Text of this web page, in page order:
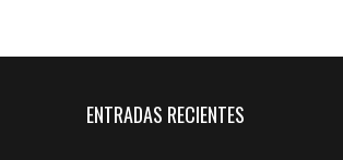
ENTRADAS RECIENTES